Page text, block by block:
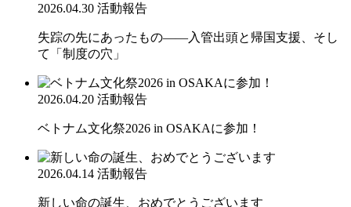
2026.04.30 活動報告
失踪の先にあったもの――入管出頭と帰国支援、そし
て「制度の穴」
2026.04.20 活動報告
ベトナム文化祭2026 in OSAKAに参加！
2026.04.14 活動報告
新しい命の誕生、おめでとうございます